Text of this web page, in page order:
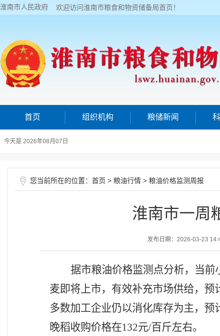
淮南市人民政府 欢迎访问淮南市粮食和物资储备局首页！
首页 组织机构 粮储新闻
今天是 2026年08月07日
您当前所在的位置： 首页 > 粮油行情 > 粮油价格监测周报
淮南市一周
发布日期：2026-03-23
据市粮油价格监测点分析，当
麦即将上市，有效补充市场供给，
多数加工企业仍以消化库存为主，
晚稻收购价格在132元/百斤左右。